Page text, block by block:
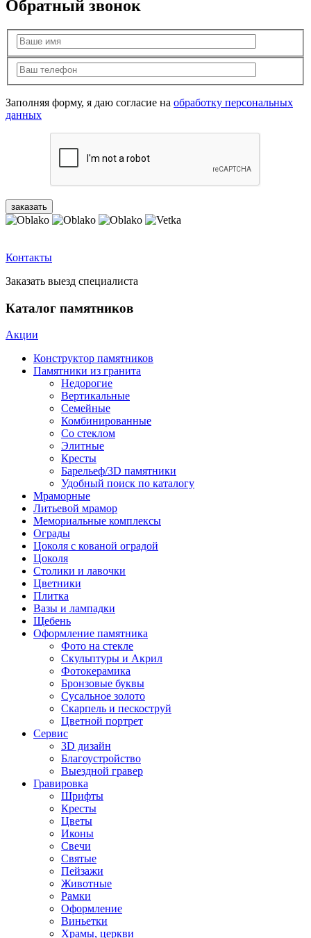
Обратный звонок
Заполняя форму, я даю согласие на обработку персональных
данных
Контакты
Заказать выезд специалиста
Каталог памятников
Акции
Конструктор памятников
Памятники из гранита
Недорогие
Вертикальные
Семейные
Комбинированные
Со стеклом
Элитные
Кресты
Барельеф/3D памятники
Удобный поиск по каталогу
Мраморные
Литьевой мрамор
Мемориальные комплексы
Ограды
Цоколя с кованой оградой
Цоколя
Столики и лавочки
Цветники
Плитка
Вазы и лампадки
Щебень
Оформление памятника
Фото на стекле
Скульптуры и Акрил
Фотокерамика
Бронзовые буквы
Сусальное золото
Скарпель и пескоструй
Цветной портрет
Сервис
3D дизайн
Благоустройство
Выездной гравер
Гравировка
Шрифты
Кресты
Цветы
Иконы
Свечи
Святые
Пейзажи
Животные
Рамки
Оформление
Виньетки
Храмы, церкви